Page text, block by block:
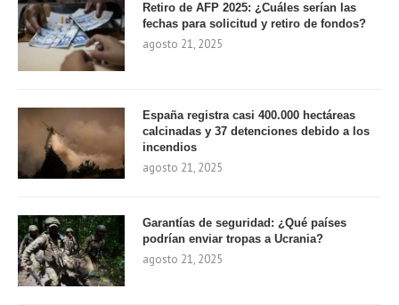
Retiro de AFP 2025: ¿Cuáles serían las
fechas para solicitud y retiro de fondos?
agosto 21, 2025
España registra casi 400.000 hectáreas
calcinadas y 37 detenciones debido a los
incendios
agosto 21, 2025
Garantías de seguridad: ¿Qué países
podrían enviar tropas a Ucrania?
agosto 21, 2025